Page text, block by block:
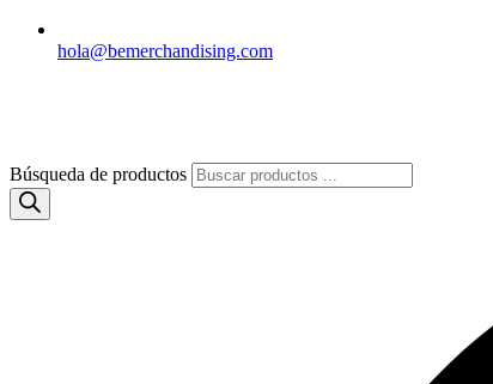
hola@bemerchandising.com
Búsqueda de productos